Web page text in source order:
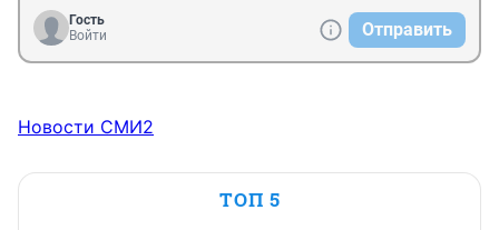
Гость
Войти
Отправить
Новости СМИ2
ТОП 5